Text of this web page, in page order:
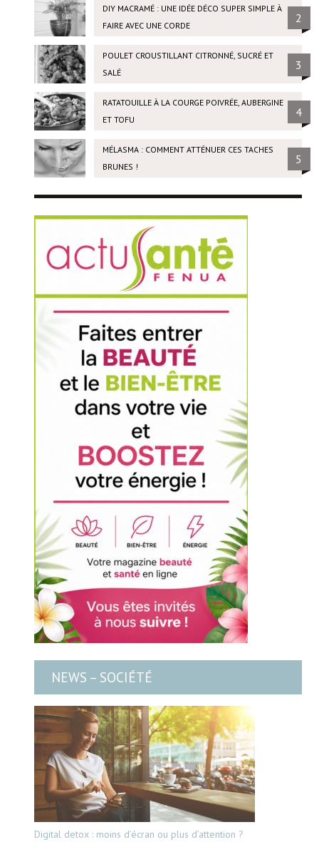
DIY MACRAMÉ : UNE IDÉE DÉCO SUPER SIMPLE À
FAIRE AVEC UNE CORDE
2
POULET CROUSTILLANT CITRONNÉ, SUCRÉ ET
SALÉ
3
RATATOUILLE À LA COURGE POIVRÉE, AUBERGINE
ET TOFU
4
MÉLASMA : COMMENT ATTÉNUER CES TACHES
BRUNES !
5
NEWS – SOCIÉTÉ
Digital detox : moins d’écran ou plus d’attention ?